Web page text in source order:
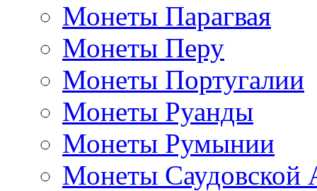
Монеты Парагвая
Монеты Перу
Монеты Португалии
Монеты Руанды
Монеты Румынии
Монеты Саудовской